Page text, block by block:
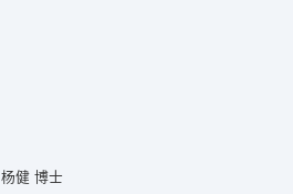
杨健 博士